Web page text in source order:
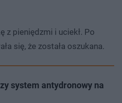
z pieniędzmi i uciekł. Po
się, że została oszukana.
system antydronowy na